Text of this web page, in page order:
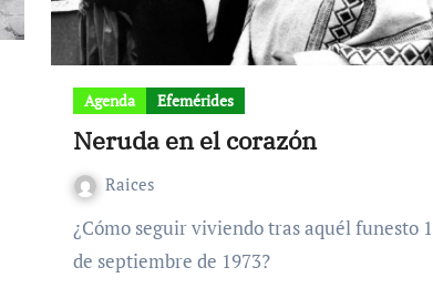
Agenda Efemérides
Neruda en el corazón
Raices
¿Cómo seguir viviendo tras aquél funesto 11
de septiembre de 1973?